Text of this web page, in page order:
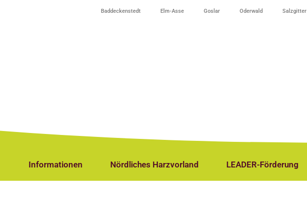
Baddeckenstedt Elm-Asse Goslar Oderwald Salzgitter
Informationen Nördliches Harzvorland LEADER-Förderung